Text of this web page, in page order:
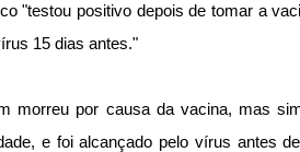
"testou positivo depois de tomar a
15 dias antes."
morreu por causa da vacina, mas
e foi alcançado pelo vírus antes